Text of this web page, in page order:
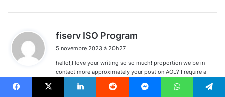
fiserv ISO Program
:
5 novembre 2023 à 20h27
hello!,I love your writing so so much! proportion we be in
contact more approximately your post on AOL? I require a
specialist on this house to solve my problem. Maybe that’s
you! Taking a look ahead to see you.